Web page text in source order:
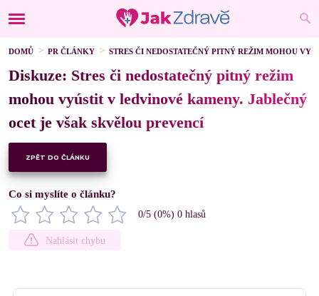
DOMŮ PR ČLÁNKY STRES ČI NEDOSTATEČNÝ PITNÝ REŽIM MOHOU
Diskuze: Stres či nedostatečný pitný režim
mohou vyústit v ledvinové kameny. Jablečný
ocet je však skvělou prevencí
ZPĚT DO ČLÁNKU
Co si myslíte o článku?
0/5 (0%) 0 hlasů
Nahlásit chybu